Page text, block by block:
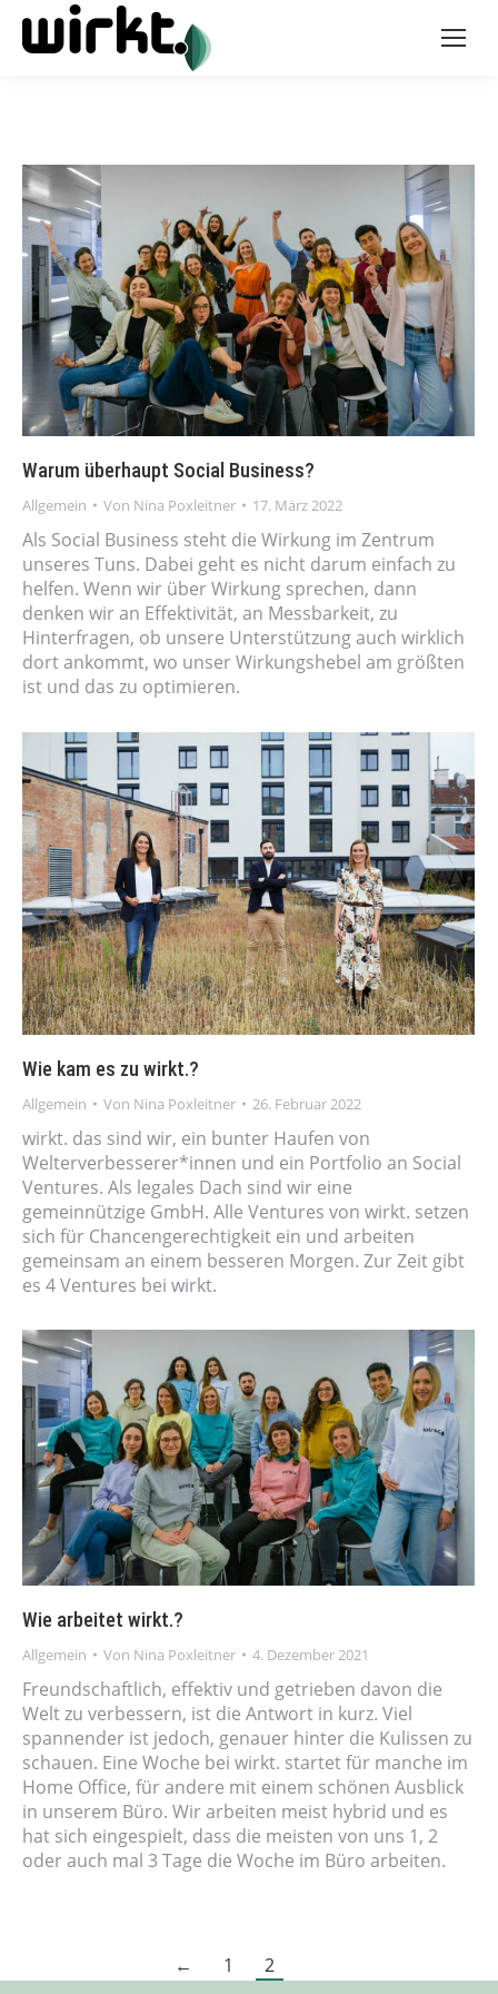
Warum überhaupt Social Business?
Allgemein Von Nina Poxleitner 17. März 2022
Als Social Business steht die Wirkung im Zentrum
unseres Tuns. Dabei geht es nicht darum einfach zu
helfen. Wenn wir über Wirkung sprechen, dann
denken wir an Effektivität, an Messbarkeit, zu
Hinterfragen, ob unsere Unterstützung auch wirklich
dort ankommt, wo unser Wirkungshebel am größten
ist und das zu optimieren.
Wie kam es zu wirkt.?
Allgemein Von Nina Poxleitner 26. Februar 2022
wirkt. das sind wir, ein bunter Haufen von
Welterverbesserer*innen und ein Portfolio an Social
Ventures. Als legales Dach sind wir eine
gemeinnützige GmbH. Alle Ventures von wirkt. setzen
sich für Chancengerechtigkeit ein und arbeiten
gemeinsam an einem besseren Morgen. Zur Zeit gibt
es 4 Ventures bei wirkt.
Wie arbeitet wirkt.?
Allgemein Von Nina Poxleitner 4. Dezember 2021
Freundschaftlich, effektiv und getrieben davon die
Welt zu verbessern, ist die Antwort in kurz. Viel
spannender ist jedoch, genauer hinter die Kulissen zu
schauen. Eine Woche bei wirkt. startet für manche im
Home Office, für andere mit einem schönen Ausblick
in unserem Büro. Wir arbeiten meist hybrid und es
hat sich eingespielt, dass die meisten von uns 1, 2
oder auch mal 3 Tage die Woche im Büro arbeiten.
← 1 2